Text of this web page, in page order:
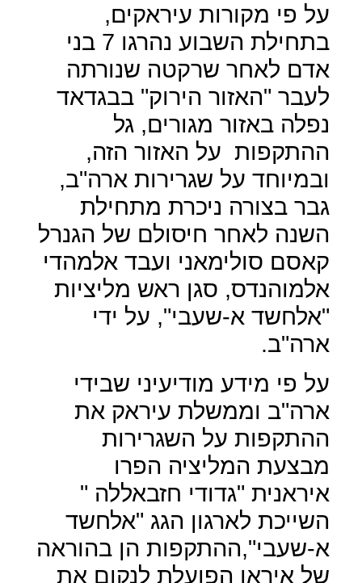
על פי מקורות עיראקים,
בתחילת השבוע נהרגו 7 בני
אדם לאחר שרקטה שנורתה
לעבר "האזור הירוק" בבגדאד
נפלה באזור מגורים, גל
ההתקפות על האזור הזה,
ובמיוחד על שגרירות ארה"ב,
גבר בצורה ניכרת מתחילת
השנה לאחר חיסולם של הגנרל
קאסם סולימאני ועבד אלמהדי
אלמוהנדס, סגן ראש מליציות
"אלחשד א-שעבי", על ידי
ארה"ב.
על פי מידע מודיעיני שבידי
ארה"ב וממשלת עיראק את
ההתקפות על השגרירות
מבצעת המליציה הפרו
איראנית "גדודי חזבאללה "
השייכת לארגון הגג "אלחשד
א-שעבי",ההתקפות הן בהוראה
של איראן הפועלת לנקום את